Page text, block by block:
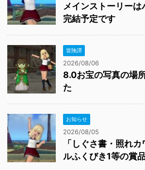
メインストーリー
完結予定です
冒険譚
2026/08/06
8.0お宝の写真の場
た
お知らせ
2026/08/05
「しぐさ書・照れ
ルふくびき1等の賞